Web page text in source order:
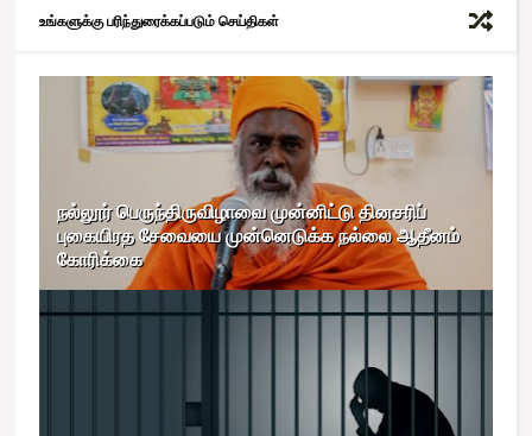
உங்களுக்கு பரிந்துரைக்கப்படும் செய்திகள்
நல்லூர் பெருந்திருவிழாவை முன்னிட்டு தினசரிப்
புகையிரத சேவையை முன்னெடுக்க நல்லை ஆதீனம்
கோரிக்கை